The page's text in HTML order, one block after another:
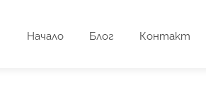
Начало Блог Контакт